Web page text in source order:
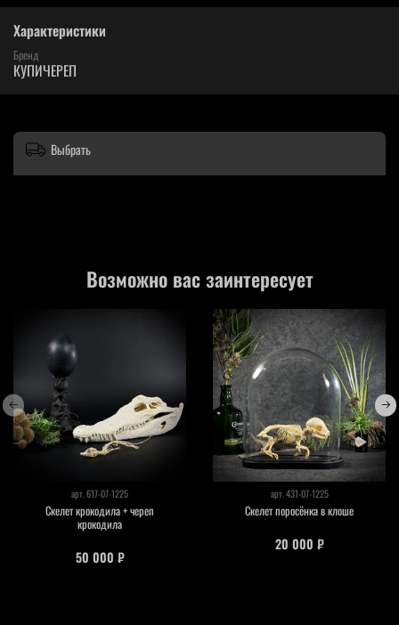
как полотну более ста лет.
Фотографии наших изделий являются неотъемлемой частью описания товара,
вы покупаете именно то, что видите на фото.
Характеристики
Бренд
КУПИЧЕРЕП
Выбрать
Возможно вас заинтересует
арт.617-07-1225
Скелет крокодила + череп
крокодила
50 000 ₽
арт.431-07-1225
Скелет поросёнка в клоше
20 000 ₽